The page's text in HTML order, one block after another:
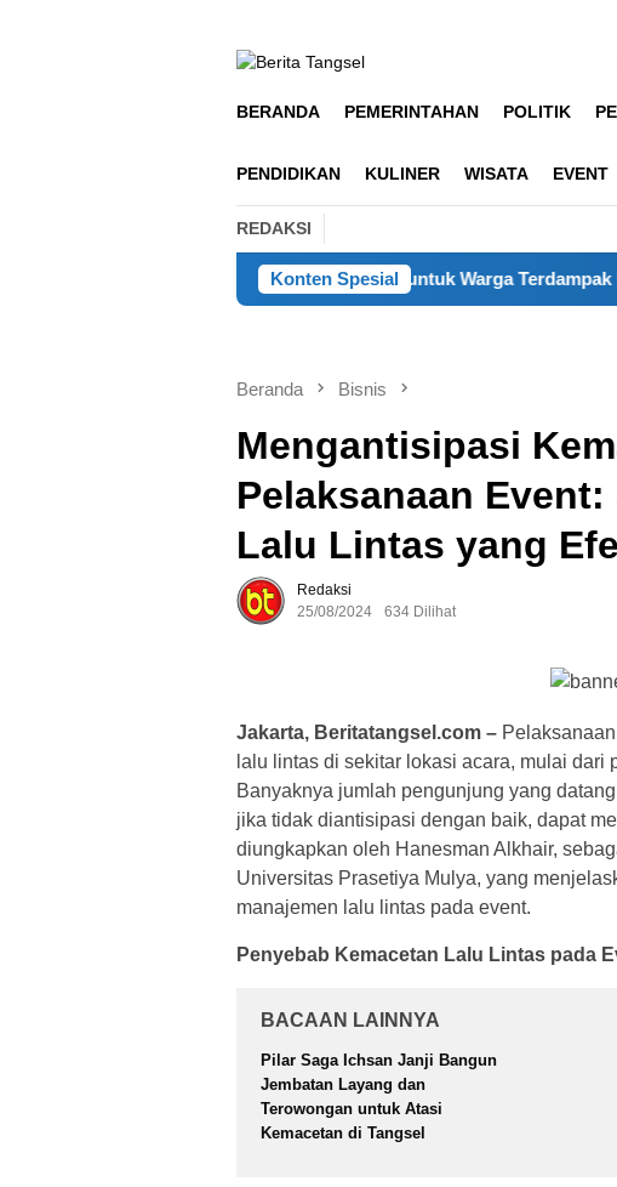
BERANDA PEMERINTAHAN POLITIK
PENDIDIKAN KULINER WISATA EVENT
REDAKSI
Konten Spesial
Salurkan 5.000 Liter Air Bersih untuk Warga Terdampak Kekeringan
Beranda Bisnis
Mengantisipasi
Pelaksanaan
Lalu Lintas yang
Redaksi
25/08/2024
634 Dilihat
Jakarta, Beritatangsel.com –
lalu lintas di sekitar lokasi acara, mulai dari
Banyaknya jumlah pengunjung yang
jika tidak diantisipasi dengan baik, dapat
diungkapkan oleh Hanesman Alkhair,
Universitas Prasetiya Mulya, yang
manajemen lalu lintas pada event.
Penyebab Kemacetan Lalu Lintas pada
BACAAN LAINNYA
Pilar Saga Ichsan Janji Bangun
Jembatan Layang dan
Terowongan untuk Atasi
Kemacetan di Tangsel